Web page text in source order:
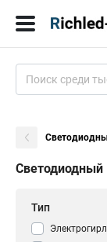
Светодиодный
Тип